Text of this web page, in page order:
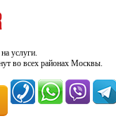
услуги.
во всех районах Москвы.